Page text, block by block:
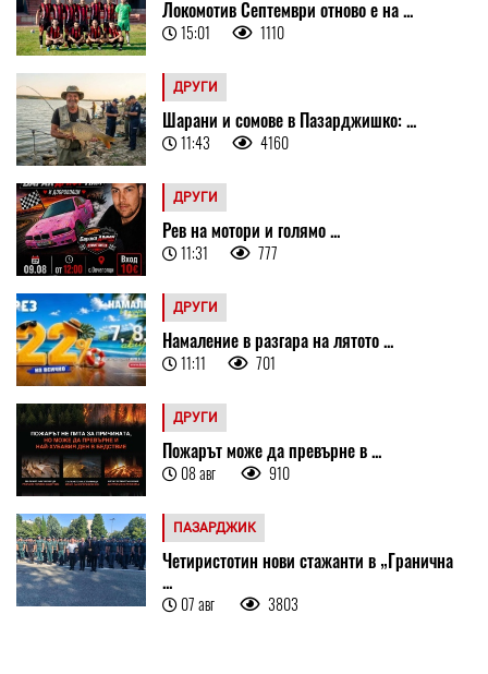
Локомотив Септември отново е на ...
15:01 1110
ДРУГИ
Шарани и сомове в Пазарджишко: ...
11:43 4160
ДРУГИ
Рев на мотори и голямо ...
11:31 777
ДРУГИ
Намаление в разгара на лятото ...
11:11 701
ДРУГИ
Пожарът може да превърне в ...
08 авг 910
ПАЗАРДЖИК
Четиристотин нови стажанти в „Гранична
...
07 авг 3803